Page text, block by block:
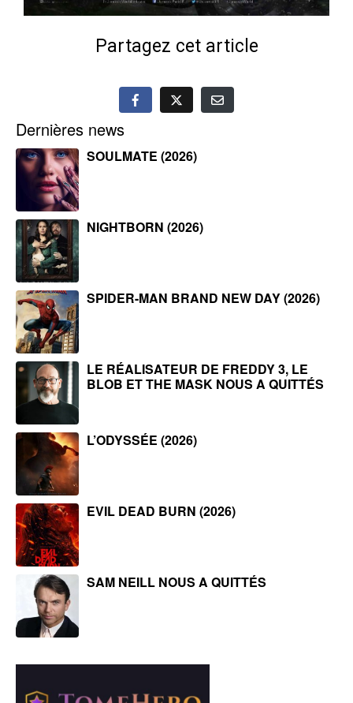
Partagez cet article
Dernières news
SOULMATE (2026)
NIGHTBORN (2026)
SPIDER-MAN BRAND NEW DAY (2026)
LE RÉALISATEUR DE FREDDY 3, LE
BLOB ET THE MASK NOUS A QUITTÉS
L’ODYSSÉE (2026)
EVIL DEAD BURN (2026)
SAM NEILL NOUS A QUITTÉS